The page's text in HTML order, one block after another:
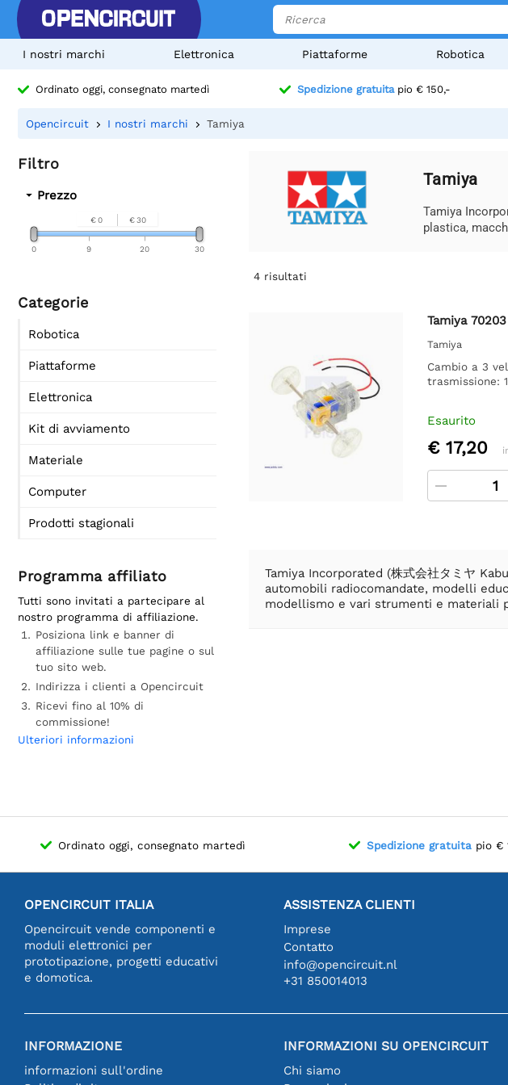
I nostri marchi Elettronica Piattaforme Robotica
Ordinato oggi, consegnato martedì Spedizione gratuitapio € 150,-
Opencircuit I nostri marchi Tamiya
Filtro
Prezzo
€ 0 € 30
0 30
9 20
Categorie
Robotica
Piattaforme
Elettronica
Kit di avviamento
Materiale
Computer
Prodotti stagionali
Programma affiliato
Tutti sono invitati a partecipare al
nostro programma di affiliazione.
Posiziona link e banner di
affiliazione sulle tue pagine o sul
tuo sito web.
Indirizza i clienti a Opencircuit
Ricevi fino al 10% di
commissione!
Ulteriori informazioni
Tamiya
Tamiya
plastica,
4 risultati
Tamiya
Tamiya
Cambio a 3
trasmissione:
Esaurito
€ 17,20
Tamiya Incorporated (株式会社タミヤ
automobili radiocomandate, modelli
modellismo e vari strumenti e materiali
Ordinato oggi, consegnato martedì Spedizione gratuita pio €
OPENCIRCUIT ITALIA
Opencircuit vende componenti e
moduli elettronici per
prototipazione, progetti educativi
e domotica.
ASSISTENZA CLIENTI
Imprese
Contatto
info@opencircuit.nl
+31 850014013
INFORMAZIONE
informazioni sull'ordine
INFORMAZIONI SU OPENCIRCUIT
Chi siamo